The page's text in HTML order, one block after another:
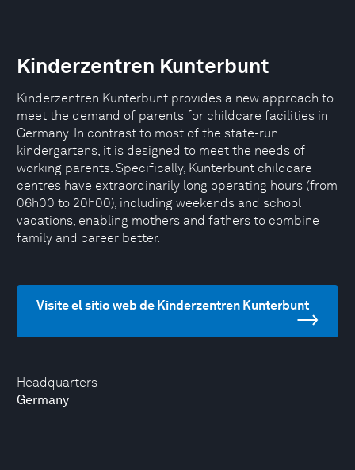
Headquarters
Germany
Kinderzentren Kunterbunt
Kinderzentren Kunterbunt provides a new approach to
meet the demand of parents for childcare facilities in
Germany. In contrast to most of the state-run
kindergartens, it is designed to meet the needs of
working parents. Specifically, Kunterbunt childcare
centres have extraordinarily long operating hours (from
06h00 to 20h00), including weekends and school
vacations, enabling mothers and fathers to combine
family and career better.
Visite el sitio web de Kinderzentren Kunterbunt